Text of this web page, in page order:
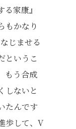
家康』
もかなり
じませる
というこ
もう合成
しないと
たんです
歩して、V